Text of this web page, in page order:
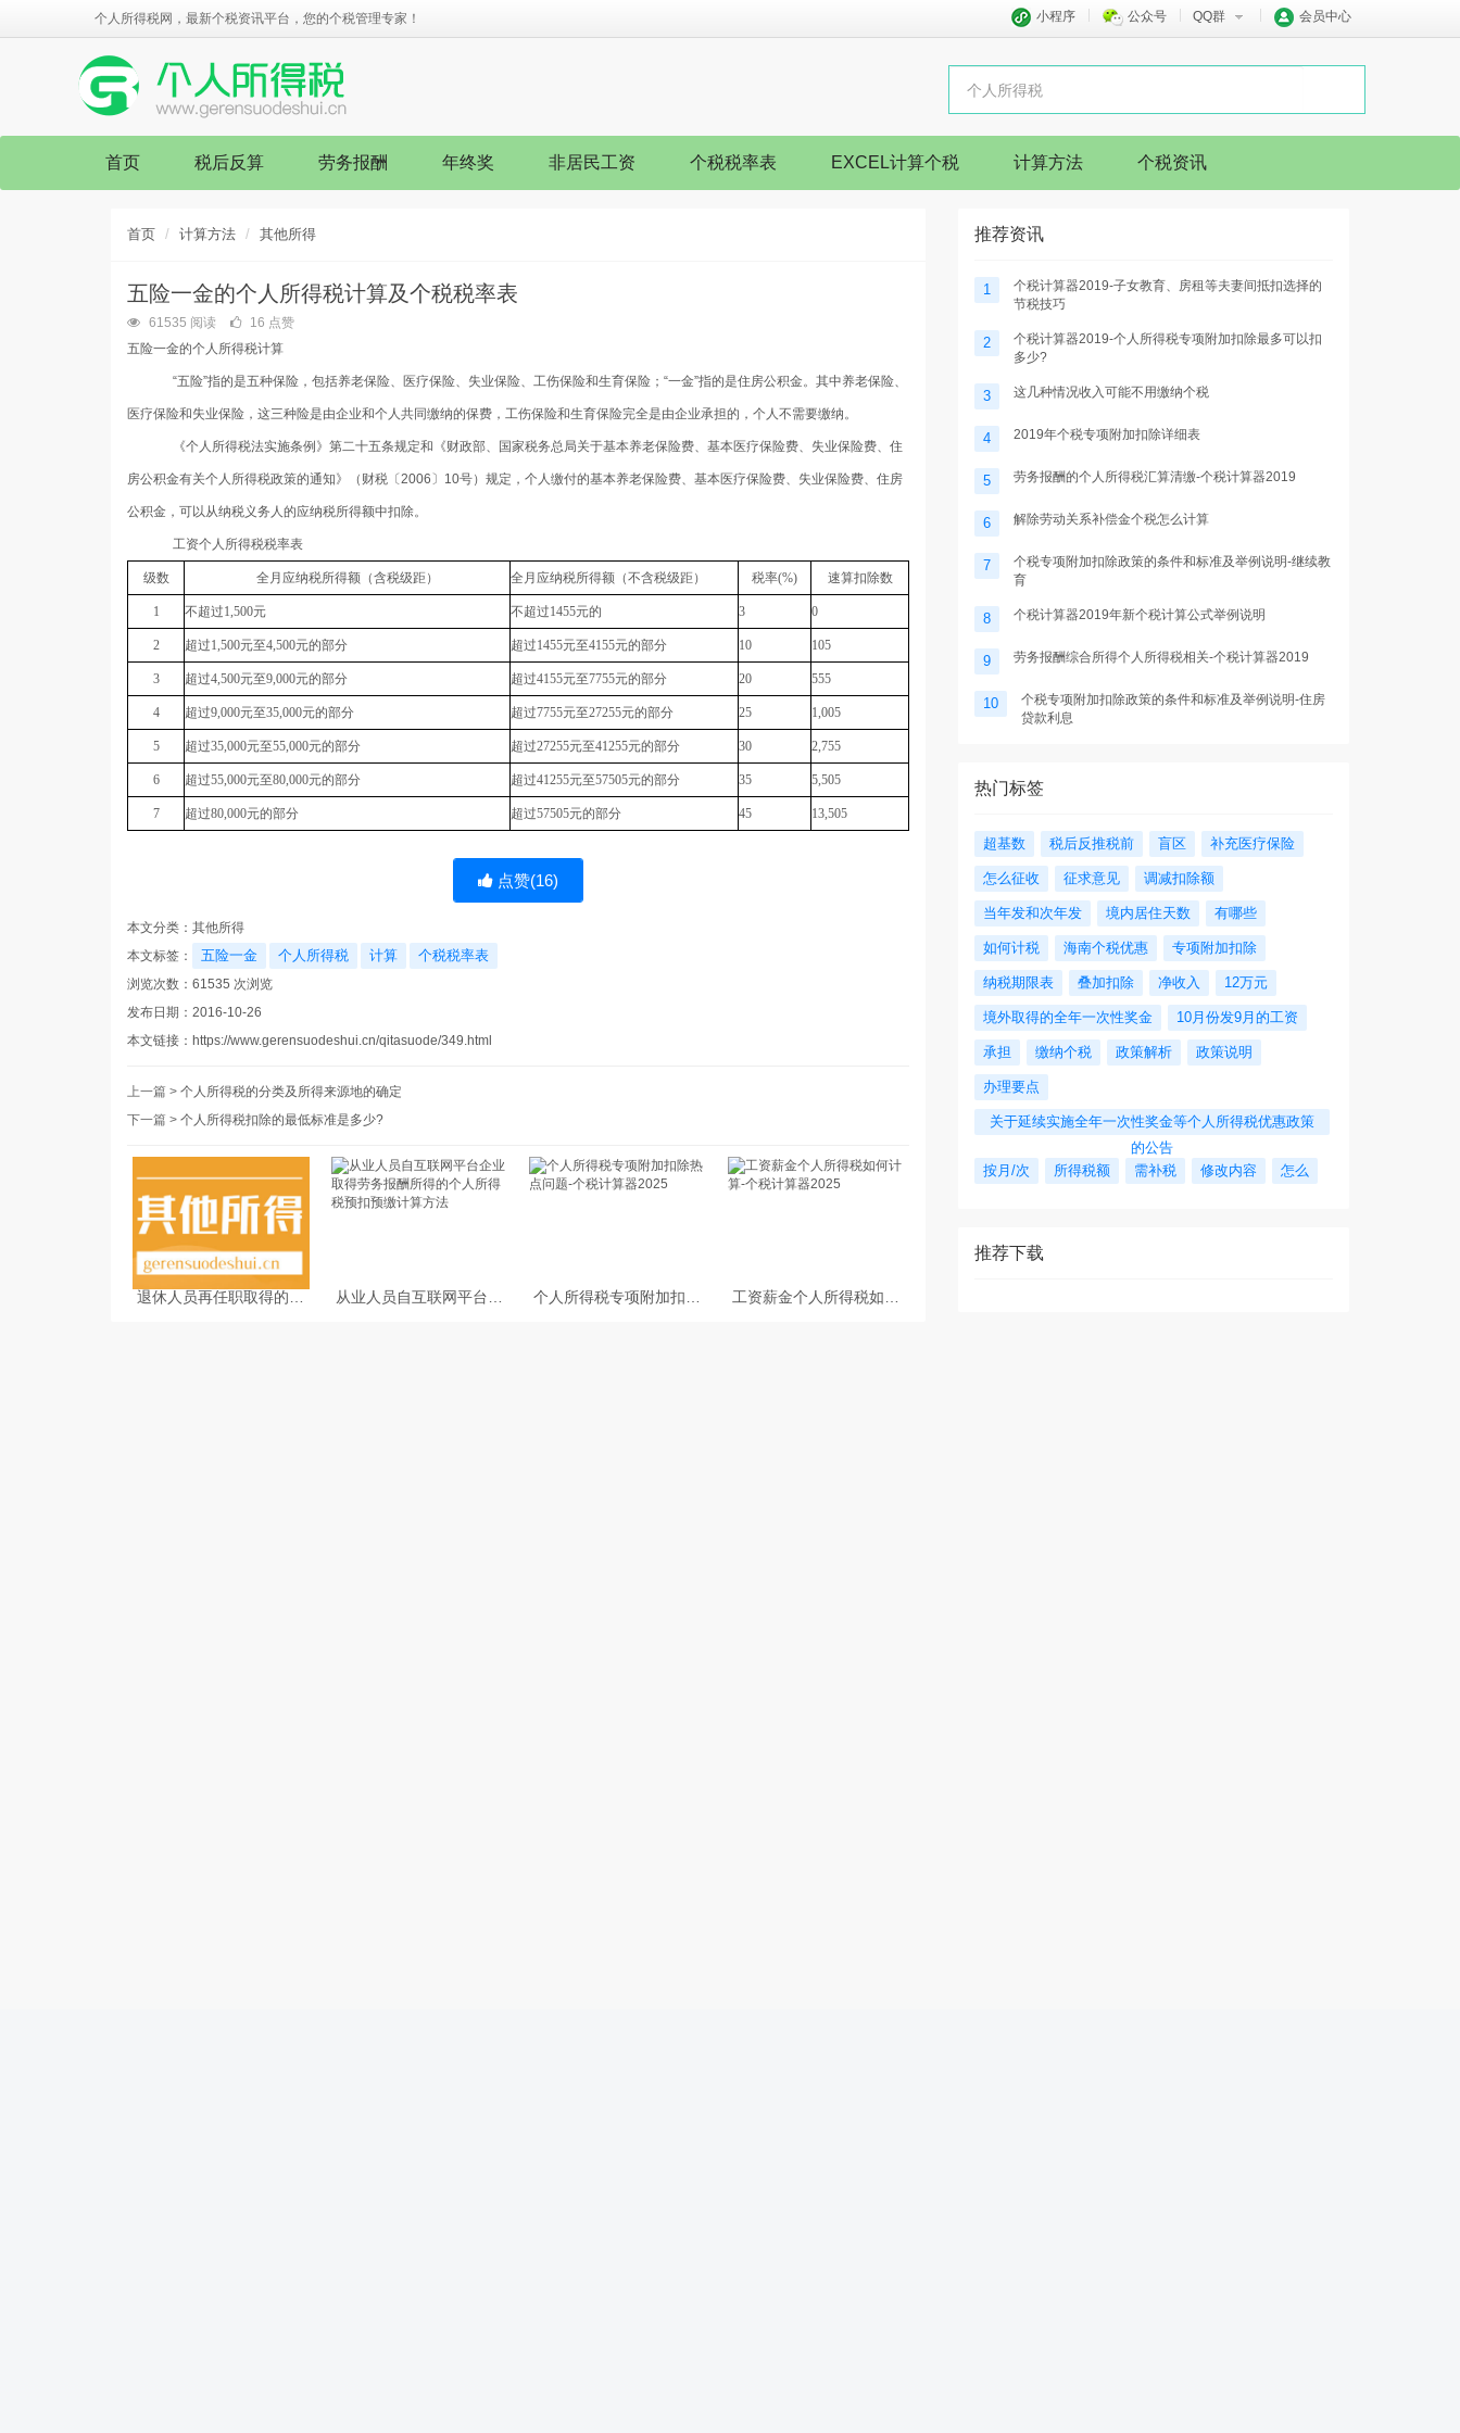
个人所得税网，最新个税资讯平台，您的个税管理专家！ 小程序 公众号 QQ群 会员中心
首页 税后反算 劳务报酬 年终奖 非居民工资 个税税率表 EXCEL计算个税 计算方法 个税资讯
首页 计算方法 其他所得
五险一金的个人所得税计算及个税税率表
61535 阅读
16 点赞
五险一金的个人所得税计算
“五险”指的是五种保险，包括养老保险、医疗保险、失业保险、工伤保险和生育保险；“一金”指的是住房公积金。其中养老保险、
医疗保险和失业保险，这三种险是由企业和个人共同缴纳的保费，工伤保险和生育保险完全是由企业承担的，个人不需要缴纳。
《个人所得税法实施条例》第二十五条规定和《财政部、国家税务总局关于基本养老保险费、基本医疗保险费、失业保险费、住
房公积金有关个人所得税政策的通知》（财税〔2006 〕 10号）规定，个人缴付的基本养老保险费、基本医疗保险费、失业保险费、住房
公积金，可以从纳税义务人的应纳税所得额中扣除。
工资个人所得税税率表
级数 全月应纳税所得额（含税级距） 全月应纳税所得额（不含税级距） 税率(%) 速算扣除数
1 不超过1,500元 不超过1455元的 3 0
2 超过1,500元至4,500元的部分 超过1455元至4155元的部分 10 105
3 超过4,500元至9,000元的部分 超过4155元至7755元的部分 20 555
4 超过9,000元至35,000元的部分 超过7755元至27255元的部分 25 1,005
5 超过35,000元至55,000元的部分 超过27255元至41255元的部分 30 2,755
6 超过55,000元至80,000元的部分 超过41255元至57505元的部分 35 5,505
7 超过80,000元的部分 超过57505元的部分 45 13,505
点赞(16)
本文分类： 其他所得
本文标签：
五险一金 个人所得税 计算 个税税率表
浏览次数： 61535 次浏览
发布日期：2016-10-26
本文链接： https://www.gerensuodeshui.cn/qitasuode/349.html
上一篇 > 个人所得税的分类及所得来源地的确定
下一篇 > 个人所得税扣除的最低标准是多少?
退休人员再任职取得的收
从业人员自互联网平台企
个人所得税专项附加扣除
工资薪金个人所得税如何
推荐资讯
1
个税计算器2019-子女教育、房租等夫妻间抵扣选择的
节税技巧
2
个税计算器2019-个人所得税专项附加扣除最多可以扣
多少?
3 这几种情况收入可能不用缴纳个税
4 2019年个税专项附加扣除详细表
5 劳务报酬的个人所得税汇算清缴-个税计算器2019
6 解除劳动关系补偿金个税怎么计算
7
个税专项附加扣除政策的条件和标准及举例说明-继续教
育
8 个税计算器2019年新个税计算公式举例说明
9 劳务报酬综合所得个人所得税相关-个税计算器2019
10
个税专项附加扣除政策的条件和标准及举例说明-住房
贷款利息
热门标签
超基数 税后反推税前 盲区 补充医疗保险
怎么征收 征求意见 调减扣除额
当年发和次年发 境内居住天数 有哪些
如何计税 海南个税优惠 专项附加扣除
纳税期限表 叠加扣除 净收入 12万元
境外取得的全年一次性奖金 10月份发9月的工资
承担 缴纳个税 政策解析 政策说明
办理要点
关于延续实施全年一次性奖金等个人所得税优惠政策
的公告
按月/次
所得税额 需补税 修改内容 怎么
推荐下载